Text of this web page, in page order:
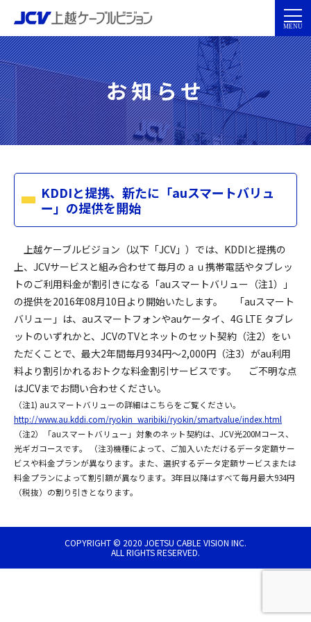
お知らせ
KDDIと提携、新たに「auスマートバリュ
ー」の提供を開始
上越ケーブルビジョン（以下「JCV」）では、KDDIと提携の
上、JCVサービスと組み合わせて毎月のａｕ携帯電話やタブレッ
トのご利用料金が割引きになる「auスマートバリュー（注1）」
の提供を2016年08月10日より開始いたします。 「auスマート
バリュー」は、auスマートフォンやauケータイ、4G LTE タブレ
ットのいずれかと、JCVのTVとネットのセット契約（注2）をい
ただくことで、最大2年間毎月934円～2,000円（注3）がau利用
料より割引かれるおトクな料金割引サービスです。 ご不明な点
はJCVまでお問い合わせください。
（注1) auスマートバリューの詳細はこちらをご覧ください。
http://www.au.kddi.com/ryokin_waribiki/ryokin/smartvalue/index.html
（注2）「auスマートバリュー」対象のネット契約は、JCV光200Mコース、
光ギガコースです。 （注3)機種によって、ご加入いただけるデータ定額サー
ビスや料金プランが異なります。また、選択するデータ定額サービスまたは
料金プランによって割引額が異なります。3年目以降はすべて毎月最大934円
（税抜）の割り引きとなります。
COPYRIGHT © 2020 JOETSU CABLE VISION INC.
ALL RIGHTS RESERVED.